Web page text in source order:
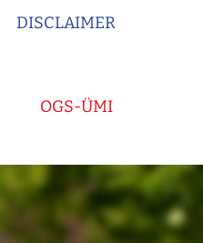
DISCLAIMER
OGS-ÜMI